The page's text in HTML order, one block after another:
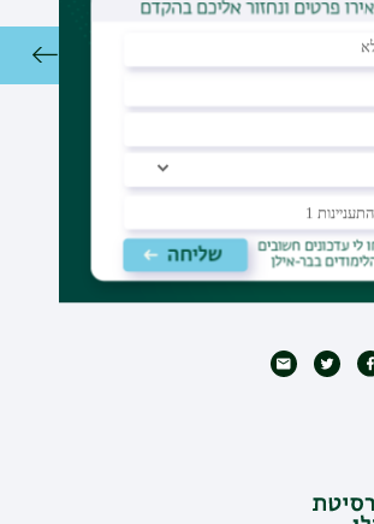
יצירת קשר
הספריות והמידע:
03-5317955